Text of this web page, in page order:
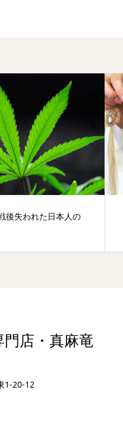
後失われた日本人の
門店・真麻竜
1-20-12